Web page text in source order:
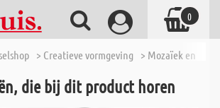
> Creatieve vormgeving > Mozaïek en
die bij dit product horen
0